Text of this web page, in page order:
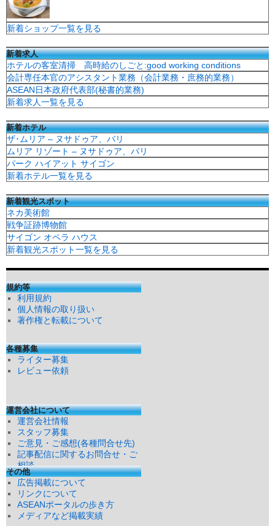
新着ショップ一覧を見る
新着求人
ホテルの客室清掃 高時給のしごと:good working conditions
会計専任本官のアシスタント業務（会計業務・庶務的業務）
ASEAN日本政府代表部(秘書的業務)
新着求人一覧を見る
新着ホテル
ザ･ムリア – ヌサドゥア、バリ
ムリア リゾート – ヌサドゥア、バリ
パーク ハイアット サイゴン
新着ホテル一覧を見る
新着観光スポット
ネカ美術館
戦争証跡博物館
サイゴン オペラ ハウス
新着観光スポット一覧を見る
規約等
利用規約
個人情報の取り扱い
著作権と転載について
各種募集
ライター募集
レビュー依頼
運営会社について
運営会社情報
スタッフ募集
ご意見・ご感想(各種問合せ先)
記事配信に関するお問合せ・ご
相談
その他
広告掲載について
リンクについて
ASEANポータルの歩き方
メディアなど掲載実績